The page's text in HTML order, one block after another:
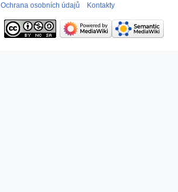
Ochrana osobních údajů Kontakty